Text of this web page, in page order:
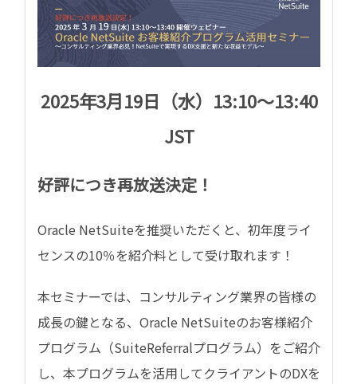
2025年3月19日（水）13:10～13:40
JST
好評につき再放送決定！
Oracle NetSuiteを推奨いただく と、 初年度ライ
センスの10％を紹介料として受け取れます！
本セミナーでは、コンサルティング業界の皆様の
成長の鍵となる、Oracle NetSuiteのお客様紹介
プログラム（SuiteReferralプログラム）をご紹介
し、本プログラムを活用してクライアントのDXを